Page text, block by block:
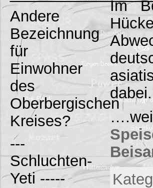
Andere
Bezeichnung
für
Einwohner
des
Oberbergischen
Kreises?
---
Schluchten-
Yeti -----
Im